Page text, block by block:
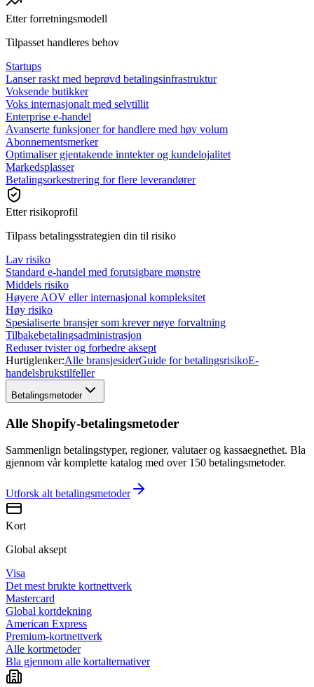
Etter forretningsmodell
Tilpasset handleres behov
Startups
Lanser raskt med beprøvd betalingsinfrastruktur
Voksende butikker
Voks internasjonalt med selvtillit
Enterprise e-handel
Avanserte funksjoner for handlere med høy volum
Abonnementsmerker
Optimaliser gjentakende inntekter og kundelojalitet
Markedsplasser
Betalingsorkestrering for flere leverandører
Etter risikoprofil
Tilpass betalingsstrategien din til risiko
Lav risiko
Standard e-handel med forutsigbare mønstre
Middels risiko
Høyere AOV eller internasjonal kompleksitet
Høy risiko
Spesialiserte bransjer som krever nøye forvaltning
Tilbakebetalingsadministrasjon
Reduser tvister og forbedre aksept
Hurtiglenker:Alle bransjesiderGuide for betalingsrisikoE-
handelsbrukstilfeller
Betalingsmetoder
Alle Shopify-betalingsmetoder
Sammenlign betalingstyper, regioner, valutaer og kassaegnethet. Bla
gjennom vår komplette katalog med over 150 betalingsmetoder.
Utforsk alt betalingsmetoder
Kort
Global aksept
Visa
Det mest brukte kortnettverk
Mastercard
Global kortdekning
American Express
Premium-kortnettverk
Alle kortmetoder
Bla gjennom alle kortalternativer